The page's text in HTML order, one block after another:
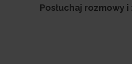
Posłuchaj rozmowy